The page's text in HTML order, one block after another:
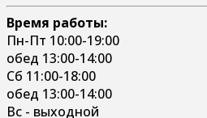
Время работы:
Пн-Пт 10:00-19:00
обед 13:00-14:00
Сб 11:00-18:00
обед 13:00-14:00
Вс - выходной